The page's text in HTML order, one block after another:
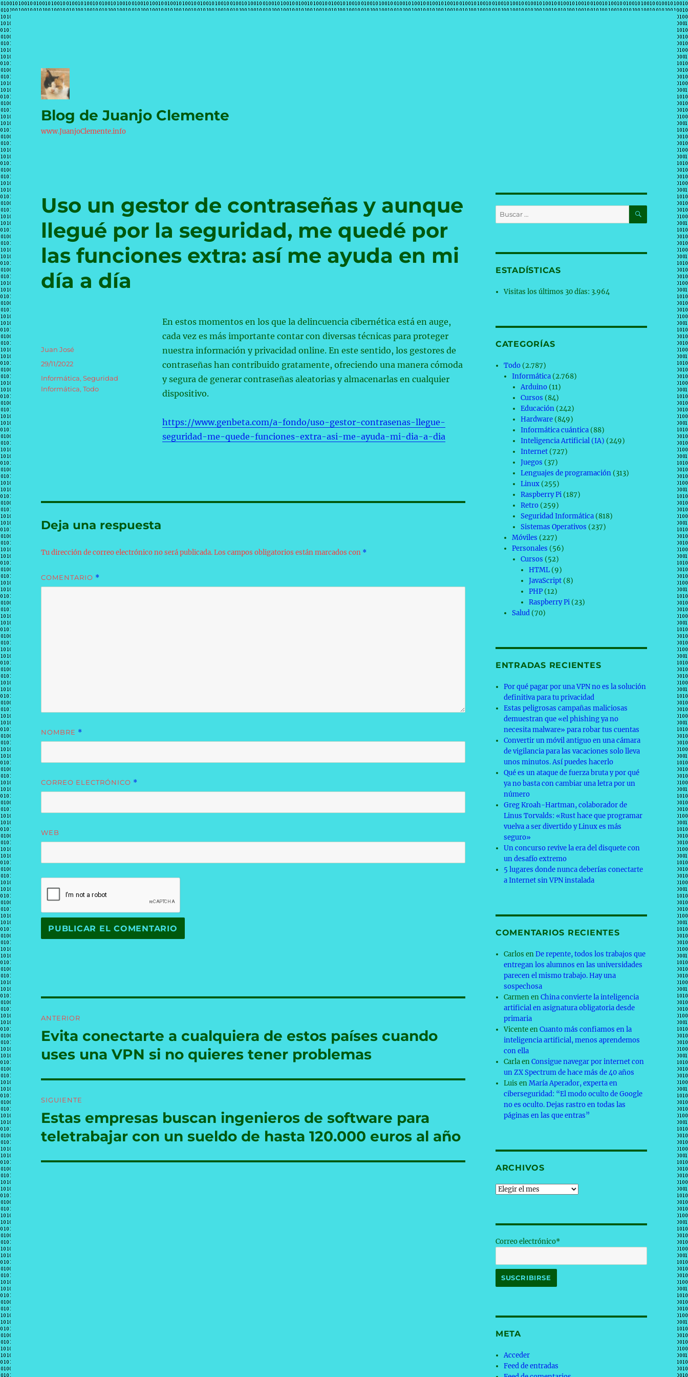
Blog de Juanjo Clemente
www.JuanjoClemente.info
Uso un gestor de contraseñas y aunque
llegué por la seguridad, me quedé por
las funciones extra: así me ayuda en mi
día a día
En estos momentos en los que la delincuencia cibernética está en auge,
cada vez es más importante contar con diversas técnicas para proteger
nuestra información y privacidad online. En este sentido, los gestores de
contraseñas han contribuido gratamente, ofreciendo una manera cómoda
y segura de generar contraseñas aleatorias y almacenarlas en cualquier
dispositivo.
https://www.genbeta.com/a-fondo/uso-gestor-contrasenas-llegue-
seguridad-me-quede-funciones-extra-asi-me-ayuda-mi-dia-a-dia
Autor
Juan José
Publicado
29/11/2022
Categorías
Informática,Seguridad
Informática,Todo
Deja una respuesta
Tu dirección de correo electrónico no será publicada.Los campos obligatorios están marcados con *
COMENTARIO *
NOMBRE *
CORREO ELECTRÓNICO *
WEB
de
entradas
ANTERIOR
Entrada
Evita conectarte a cualquiera de estos países cuando
uses una VPN si no quieres tener problemas
SIGUIENTE
Entrada
siguiente:
Estas empresas buscan ingenieros de software para
teletrabajar con un sueldo de hasta 120.000 euros al año
Buscar
por:
BUSCAR
ESTADÍSTICAS
Visitas los últimos 30 días: 3.964
CATEGORÍAS
Todo (2.787)
Informática (2.768)
Arduino(11)
Cursos (84)
Educación(242)
Hardware(849)
Informática cuántica(88)
Inteligencia Artificial (IA) (249)
Internet(727)
Juegos (37)
Lenguajes de programación(313)
Linux(255)
Raspberry Pi(187)
Retro(259)
Seguridad Informática(818)
Sistemas Operativos (237)
Móviles (227)
Personales (56)
Cursos (52)
HTML(9)
JavaScript(8)
PHP(12)
Raspberry Pi(23)
Salud (70)
ENTRADAS RECIENTES
Por qué pagar por una VPN no es la solución
definitiva para tu privacidad
Estas peligrosas campañas maliciosas
demuestran que «el phishing ya no
necesita malware» para robar tus cuentas
Convertir un móvil antiguo en una cámara
de vigilancia para las vacaciones solo lleva
unos minutos. Así puedes hacerlo
Qué es un ataque de fuerza bruta y por qué
ya no basta con cambiar una letra por un
número
Greg Kroah-Hartman, colaborador de
Linus Torvalds: «Rust hace que programar
vuelva a ser divertido y Linux es más
seguro»
Un concurso revive la era del disquete con
un desafío extremo
5 lugares donde nunca deberías conectarte
a Internet sin VPN instalada
COMENTARIOS RECIENTES
Carlos enDe repente, todos los trabajos que
entregan los alumnos en las universidades
parecen el mismo trabajo. Hay una
sospechosa
CarmenenChina convierte la inteligencia
artificial en asignatura obligatoria desde
primaria
VicenteenCuanto más confiamos en la
inteligencia artificial, menos aprendemos
con ella
CarlaenConsigue navegar por internet con
un ZX Spectrum de hace más de 40 años
Luis enMaría Aperador, experta en
ciberseguridad: “El modo oculto de Google
no es oculto. Dejas rastro en todas las
páginas en las que entras”
ARCHIVOS
Archivos
Correo electrónico*
META
Acceder
Feed de entradas